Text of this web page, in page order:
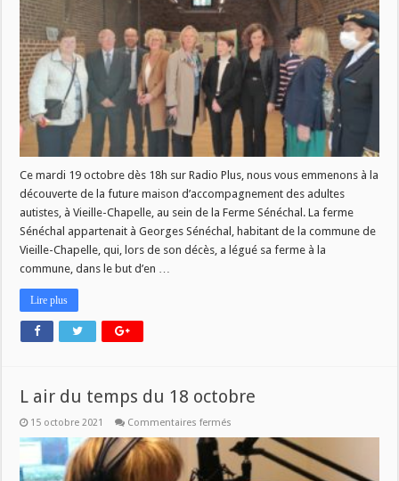
Ce mardi 19 octobre dès 18h sur Radio Plus, nous vous emmenons à la
découverte de la future maison d’accompagnement des adultes
autistes, à Vieille-Chapelle, au sein de la Ferme Sénéchal. La ferme
Sénéchal appartenait à Georges Sénéchal, habitant de la commune de
Vieille-Chapelle, qui, lors de son décès, a légué sa ferme à la
commune, dans le but d’en …
Lire plus
L air du temps du 18 octobre
15 octobre 2021 Commentaires fermés
air
du
temps